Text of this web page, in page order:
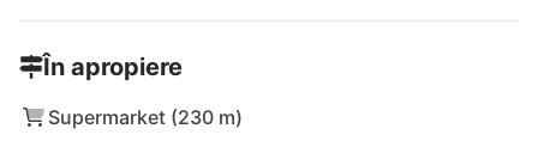
În apropiere
Supermarket (230 m)